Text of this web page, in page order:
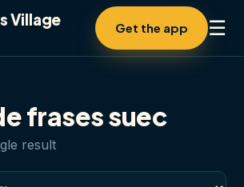
Village
Get the app ☰
frases suec
result